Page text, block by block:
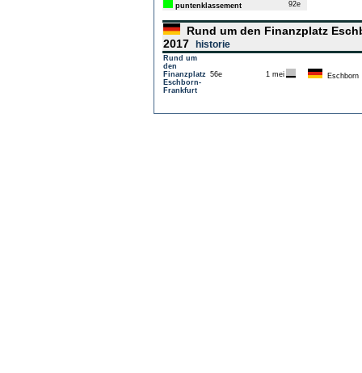
puntenklassement
92e
Rund um den Finanzplatz
2017
historie
Rund um
den
Finanzplatz
Eschborn-
Frankfurt
56e 1 mei Eschborn